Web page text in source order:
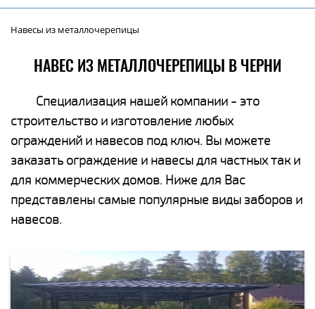
Навесы из металлочерепицы
НАВЕС ИЗ МЕТАЛЛОЧЕРЕПИЦЫ В ЧЕРНИ
Специализация нашей компании - это
строительство и изготовление любых
ограждений и навесов под ключ. Вы можете
заказать ограждение и навесы для частных так и
для коммерческих домов. Ниже для Вас
представлены самые популярные виды заборов и
навесов.